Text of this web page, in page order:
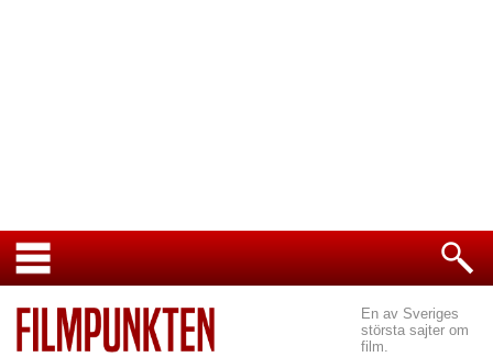
En av Sveriges
största sajter om
film.